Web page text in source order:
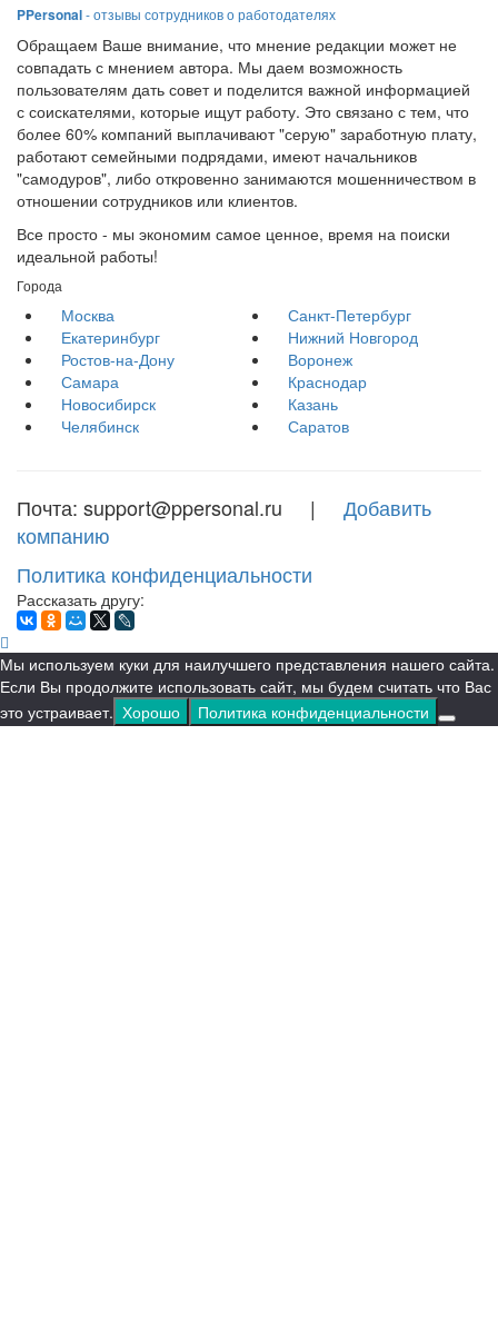
PPersonal- отзывы сотрудников о работодателях
Обращаем Ваше внимание, что мнение редакции может не
совпадать с мнением автора. Мы даем возможность
пользователям дать совет и поделится важной информацией
с соискателями, которые ищут работу. Это связано с тем, что
более 60% компаний выплачивают "серую" заработную плату,
работают семейными подрядами, имеют начальников
"самодуров", либо откровенно занимаются мошенничеством в
отношении сотрудников или клиентов.
Все просто - мы экономим самое ценное, время на поиски
идеальной работы!
Города
Москва
Санкт-Петербург
Екатеринбург
Нижний Новгород
Ростов-на-Дону
Воронеж
Самара
Краснодар
Новосибирск
Казань
Челябинск
Саратов
Почта: support@ppersonal.ru | Добавить
компанию
Политика конфиденциальности
Рассказать другу:
Мы используем куки для наилучшего представления нашего сайта.
Если Вы продолжите использовать сайт, мы будем считать что Вас
это устраивает. Хорошо Политика конфиденциальности